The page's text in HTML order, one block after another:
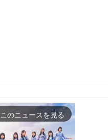
このニュースを見る